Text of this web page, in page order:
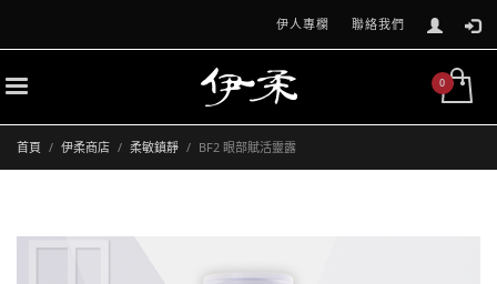
伊人專欄 聯絡我們
首頁 伊柔商店 柔敏鎮靜 BF2 眼部賦活靈露